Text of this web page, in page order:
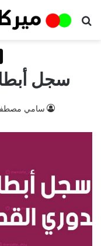
بحث عن
سجل
سامي